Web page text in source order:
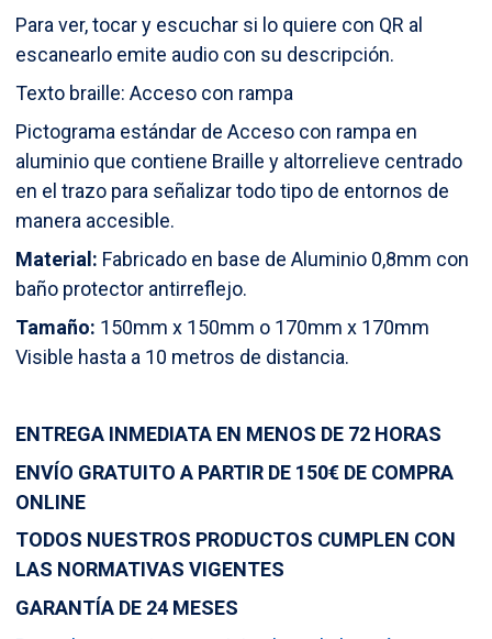
19,00 €
through
23,00 €
Para ver, tocar y escuchar si lo quiere con QR al
escanearlo emite audio con su descripción.
Texto braille: Acceso con rampa
Pictograma estándar de Acceso con rampa en
aluminio que contiene Braille y altorrelieve centrado
en el trazo para señalizar todo tipo de entornos de
manera accesible.
Material: Fabricado en base de Aluminio 0,8mm con
baño protector antirreflejo.
Tamaño: 150mm x 150mm o 170mm x 170mm
Visible hasta a 10 metros de distancia.
ENTREGA INMEDIATA EN MENOS DE 72 HORAS
ENVÍO GRATUITO A PARTIR DE 150€ DE COMPRA
ONLINE
TODOS NUESTROS PRODUCTOS CUMPLEN CON
LAS NORMATIVAS VIGENTES
GARANTÍA DE 24 MESES